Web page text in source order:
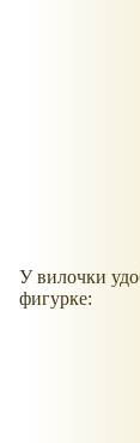
У вилочки
фигурке: